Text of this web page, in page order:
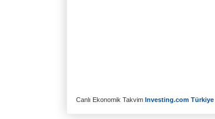
Canlı Ekonomik Takvim Investing.com Türkiye